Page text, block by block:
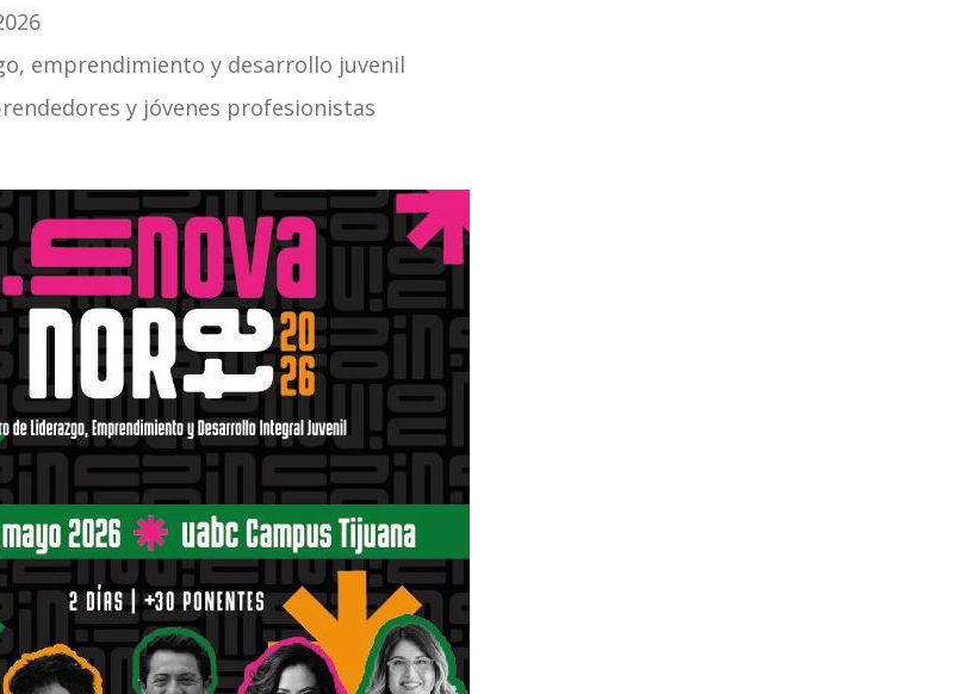
emprendimiento y desarrollo juvenil
y jóvenes profesionistas